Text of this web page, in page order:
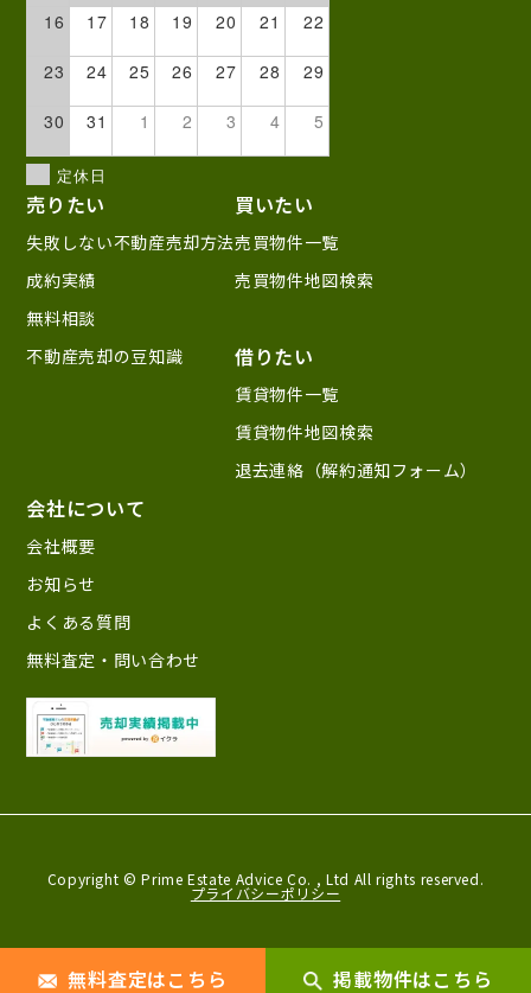
無料査定はこちら 掲載物件はこちら
16 17 18 19 20 21 22
23 24 25 26 27 28 29
30 31 1 2 3 4 5
定休日
売りたい
失敗しない不動産売却方法
成約実績
無料相談
不動産売却の豆知識
買いたい
売買物件一覧
売買物件地図検索
借りたい
賃貸物件一覧
賃貸物件地図検索
退去連絡（解約通知フォーム）
会社について
会社概要
お知らせ
よくある質問
無料査定・問い合わせ
Copyright © Prime Estate Advice Co. , Ltd All rights reserved.
プライバシーポリシー